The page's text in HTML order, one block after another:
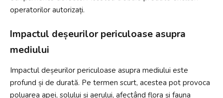
operatorilor autorizați.
Impactul deșeurilor periculoase asupra
mediului
Impactul deșeurilor periculoase asupra mediului este
profund și de durată. Pe termen scurt, acestea pot provoca
poluarea apei, solului și aerului, afectând flora și fauna